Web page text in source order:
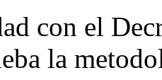
con el
la